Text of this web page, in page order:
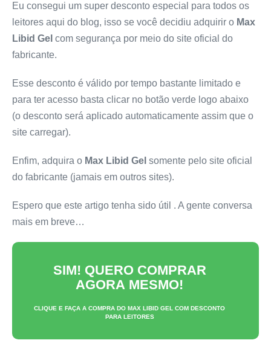
Eu consegui um super desconto especial para todos os
leitores aqui do blog, isso se você decidiu adquirir o Max
Libid Gel com segurança por meio do site oficial do
fabricante.
Esse desconto é válido por tempo bastante limitado e
para ter acesso basta clicar no botão verde logo abaixo
(o desconto será aplicado automaticamente assim que o
site carregar).
Enfim, adquira o Max Libid Gel somente pelo site oficial
do fabricante (jamais em outros sites).
Espero que este artigo tenha sido útil . A gente conversa
mais em breve…
SIM! QUERO COMPRAR
AGORA MESMO!
CLIQUE E FAÇA A COMPRA DO MAX LIBID GEL COM DESCONTO
PARA LEITORES